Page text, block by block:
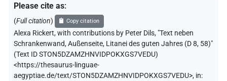
Please cite as:
(Full citation) Copy citation
Alexa Rickert,with contributions by Peter Dils, "Text neben
Schrankenwand, Außenseite, Litanei des guten Jahres (D 8, 58)"
(Text ID STON5DZAMZHNVIDPOKXGS7VEDU)
<https://thesaurus-linguae-
aegyptiae.de/text/STON5DZAMZHNVIDPOKXGS7VEDU>, in: